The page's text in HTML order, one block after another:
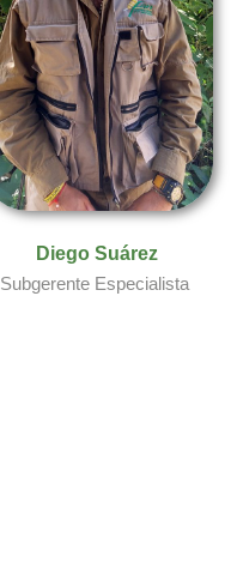
Diego Suárez​
Subgerente Especialista